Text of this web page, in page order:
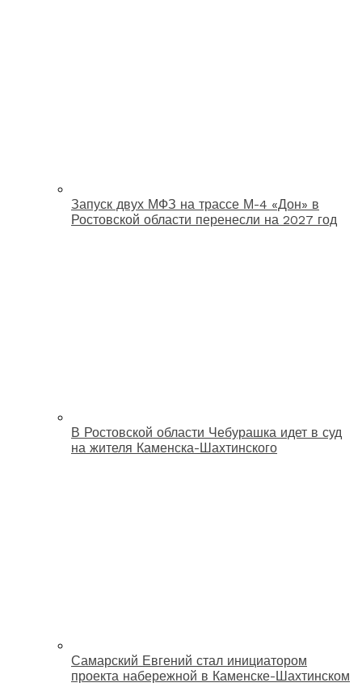
Запуск двух МФЗ на трассе М-4 «Дон» в
Ростовской области перенесли на 2027 год
В Ростовской области Чебурашка идет в суд
на жителя Каменска-Шахтинского
Самарский Евгений стал инициатором
проекта набережной в Каменске-Шахтинском